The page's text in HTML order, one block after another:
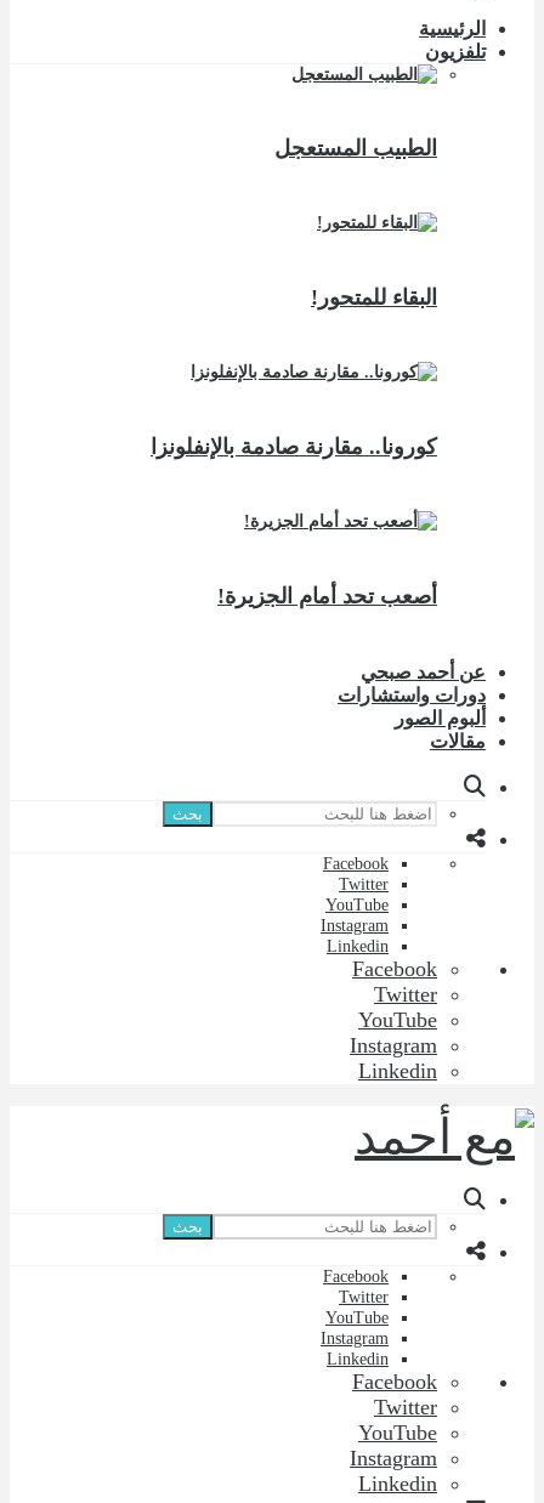
الرئيسية
تلفزيون
الطبيب المستعجل
البقاء للمتحور!
كورونا.. مقارنة صادمة بالإنفلونزا
أصعب تحد أمام الجزيرة!
عن أحمد صبحي
دورات واستشارات
ألبوم الصور
مقالات
بحث
Facebook
Twitter
YouTube
Instagram
Linkedin
Facebook
Twitter
YouTube
Instagram
Linkedin
بحث
Facebook
Twitter
YouTube
Instagram
Linkedin
Facebook
Twitter
YouTube
Instagram
Linkedin